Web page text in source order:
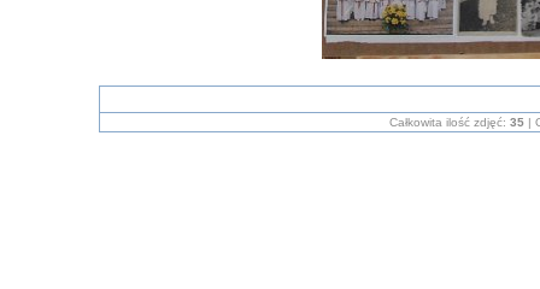
Całkowita ilość zdjęć: 35 |